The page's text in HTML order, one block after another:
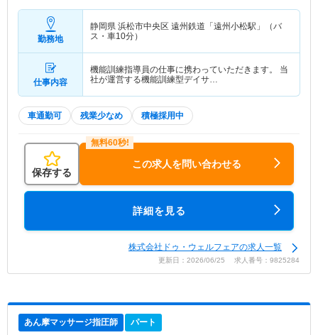
勤務地
静岡県 浜松市中央区 遠州鉄道「遠州小松駅」（バ
ス・車10分）
仕事内容
機能訓練指導員の仕事に携わっていただきます。 当
社が運営する機能訓練型デイサ…
車通勤可 残業少なめ 積極採用中
保存する
この求人を問い合わせる
詳細を見る
株式会社ドゥ・ウェルフェアの求人一覧
更新日：2026/06/25 求人番号：9825284
あん摩マッサージ指圧師 パート